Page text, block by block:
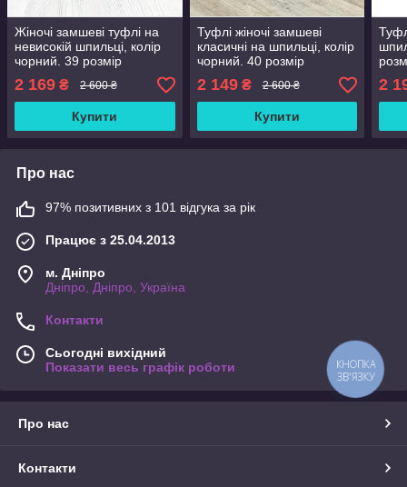
Жіночі замшеві туфлі на
невисокій шпильці, колір
чорний. 39 розмір
2 169 ₴ 2 600 ₴
Купити
Туфлі жіночі замшеві
класичні на шпильці, колір
чорний. 40 розмір
2 149₴ 2 600 ₴
Купити
2
Про нас
97% позитивних з 101 відгука за рік
Працює з 25.04.2013
м. Дніпро
Дніпро, Дніпро, Україна
Контакти
Сьогодні вихідний
Показати весь графік роботи
Про нас
Контакти
КНОПКА
ЗВ'ЯЗКУ